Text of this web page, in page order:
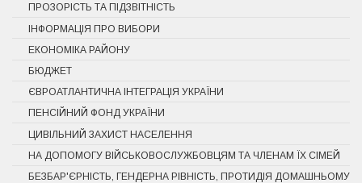
ПРОЗОРІСТЬ ТА ПІДЗВІТНІСТЬ
ІНФОРМАЦІЯ ПРО ВИБОРИ
ЕКОНОМІКА РАЙОНУ
БЮДЖЕТ
ЄВРОАТЛАНТИЧНА ІНТЕГРАЦІЯ УКРАЇНИ
ПЕНСІЙНИЙ ФОНД УКРАЇНИ
ЦИВІЛЬНИЙ ЗАХИСТ НАСЕЛЕННЯ
НА ДОПОМОГУ ВІЙСЬКОВОСЛУЖБОВЦЯМ ТА ЧЛЕНАМ ЇХ СІМЕЙ
БЕЗБАР'ЄРНІСТЬ, ГЕНДЕРНА РІВНІСТЬ, ПРОТИДІЯ ДОМАШНЬОМУ